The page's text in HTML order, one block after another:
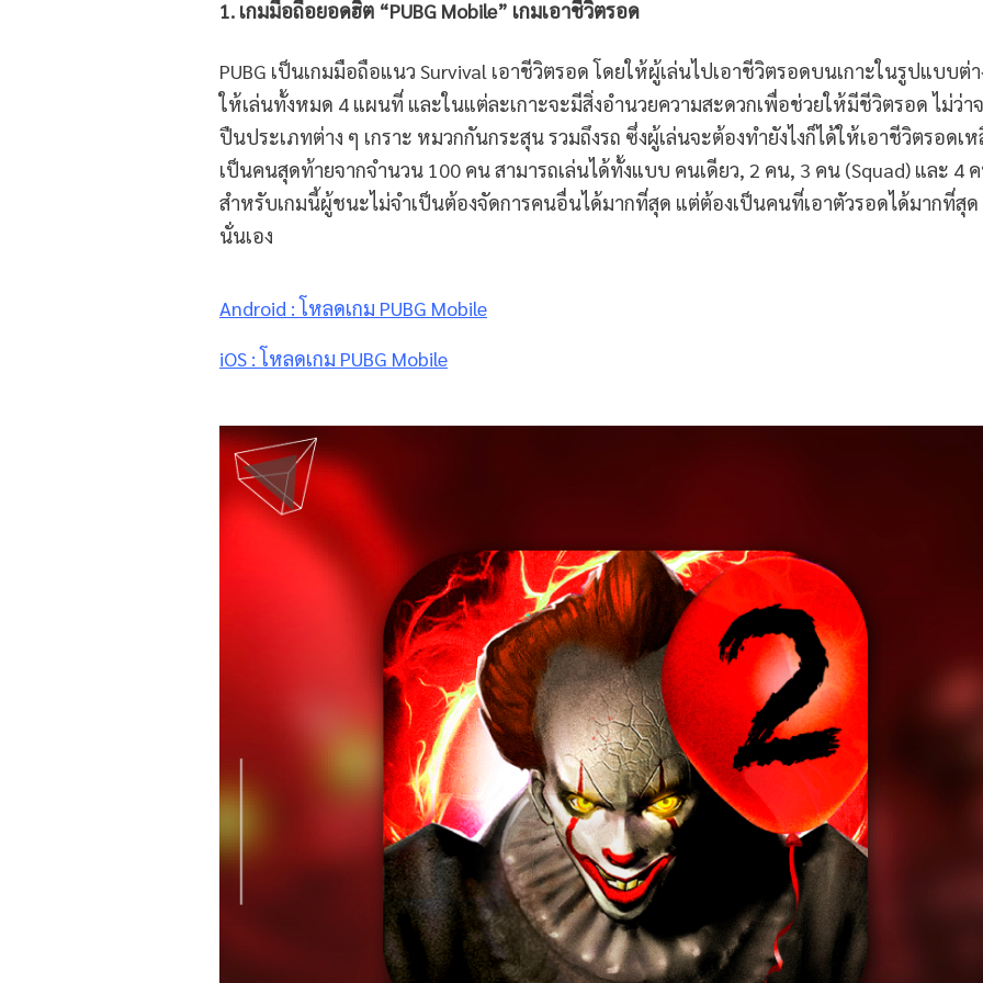
1. เกมมือถือยอดฮิต “PUBG Mobile” เกมเอาชีวิตรอด
PUBG เป็นเกมมือถือแนว Survival เอาชีวิตรอด โดยให้ผู้เล่นไปเอาชีวิตรอดบนเกาะในรูปแบบต่
ให้เล่นทั้งหมด 4 แผนที่ และในแต่ละเกาะจะมีสิ่งอำนวยความสะดวกเพื่อช่วยให้มีชีวิตรอด ไม่ว่า
ปืนประเภทต่าง ๆ เกราะ หมวกกันกระสุน รวมถึงรถ ซึ่งผู้เล่นจะต้องทำยังไงก็ได้ให้เอาชีวิตรอดเ
เป็นคนสุดท้ายจากจำนวน 100 คน สามารถเล่นได้ทั้งแบบ คนเดียว, 2 คน, 3 คน (Squad) และ 4
สำหรับเกมนี้ผู้ชนะไม่จำเป็นต้องจัดการคนอื่นได้มากที่สุด แต่ต้องเป็นคนที่เอาตัวรอดได้มากที่สุด
นั่นเอง
Android : โหลดเกม PUBG Mobile
iOS : โหลดเกม PUBG Mobile